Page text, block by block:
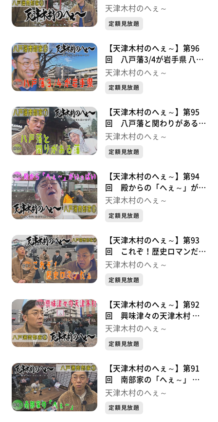
藩南部家シリーズ⑨
天津木村のへぇ～
定額見放題
【天津木村のへぇ～】第96
回 八戸藩3/4が岩手県 八戸
藩南部家シリーズ⑧
天津木村のへぇ～
定額見放題
【天津木村のへぇ～】第95
回 八戸藩と関わりがある藩
八戸藩南部家シリーズ⑦
天津木村のへぇ～
定額見放題
【天津木村のへぇ～】第94
回 殿からの「へぇ～」がい
っぱい 八戸藩南部家シリー
天津木村のへぇ～
定額見放題
【天津木村のへぇ～】第93
回 これぞ！歴史ロマンだぁ
八戸藩南部家シリーズ⑤
天津木村のへぇ～
定額見放題
【天津木村のへぇ～】第92
回 興味津々の天津木村 八
戸藩南部家シリーズ④
天津木村のへぇ～
定額見放題
【天津木村のへぇ～】第91
回 南部家の「へぇ～」 八
戸藩南部家シリーズ③
天津木村のへぇ～
定額見放題